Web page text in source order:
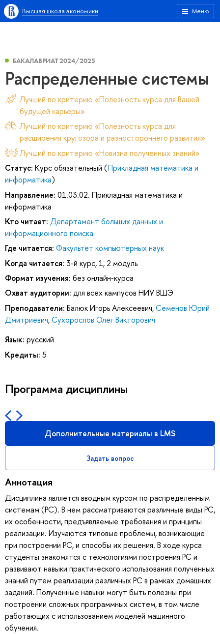
Меню
Высшая школа экономики
БАКАЛАВРИАТ 2024/2025
Распределенные системы
Лучший по критерию «Полезность курса для Вашей
будущей карьеры»
Лучший по критерию «Полезность курса для
расширения кругозора и разностороннего развития»
Лучший по критерию «Новизна полученных знаний»
Статус: Курс обязательный (Прикладная математика и
информатика)
Направление: 01.03.02. Прикладная математика и
информатика
Кто читает: Департамент больших данных и
информационного поиска
Где читается: Факультет компьютерных наук
Когда читается: 3-й курс, 1, 2 модуль
Формат изучения: без онлайн-курса
Охват аудитории: для всех кампусов НИУ ВШЭ
Преподаватели: Балюк Игорь Алексеевич,Семенов Юрий
Дмитриевич,Сухорослов Олег Викторович
Язык: русский
Кредиты: 5
Программа дисциплины
Дополнительные материалы в LMS
Задать вопрос
Аннотация
Дисциплина является вводным курсом по распределенным
системам (РС). В нем рассматриваются различные виды РС,
их особенности, предъявляемые требования и принципы
реализации. Изучаются типовые проблемы, возникающие
при построении РС, и способы их решения. В ходе курса
студенты знакомятся с технологиями построения РС и
развивают навыки практического использования полученных
знаний путем реализации различных РС в рамках домашних
заданий. Полученные навыки могут быть полезны при
построении сложных программных систем, в том числе
работающих с использованием моделей машинного
обучения.